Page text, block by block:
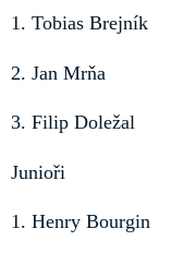
1. Tobias Brejník
2. Jan Mrňa
3. Filip Doležal
Junioři
1. Henry Bourgin